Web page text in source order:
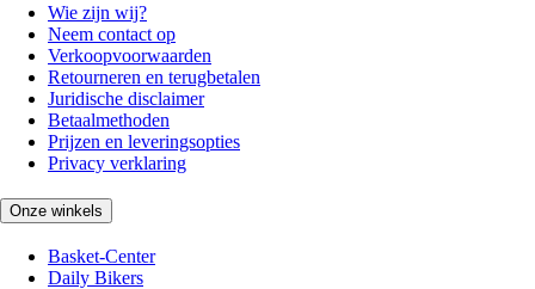
Wie zijn wij?
Neem contact op
Verkoopvoorwaarden
Retourneren en terugbetalen
Juridische disclaimer
Betaalmethoden
Prijzen en leveringsopties
Privacy verklaring
Onze winkels
Basket-Center
Daily Bikers